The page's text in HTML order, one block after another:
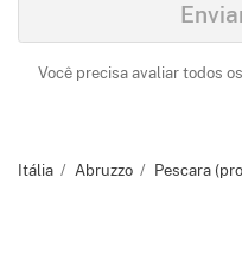
Você precisa avaliar todos
Itália Abruzzo Pescara